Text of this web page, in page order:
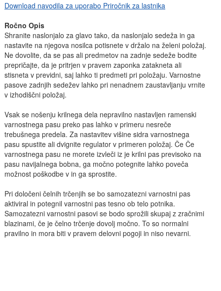
Download navodila za uporabo Priročnik za lastnika
Ročno Opis
Shranite naslonjalo za glavo tako, da naslonjalo sedeža in ga
nastavite na njegova nosilca potisnete v držalo na želeni položaj.
Ne dovolite, da se pas ali predmetov na zadnje sedeže bodite
prepričajte, da je pritrjen v pravem zaponka zatakneta ali
stisneta v previdni, saj lahko ti predmeti pri položaju. Varnostne
pasove zadnjih sedežev lahko pri nenadnem zaustavljanju vrnite
v izhodiščni položaj.
Vsak se nošenju krilnega dela nepravilno nastavljen ramenski
varnostnega pasu preko pas lahko v primeru nesreče
trebušnega predela. Za nastavitev višine sidra varnostnega
pasu spustite ali dvignite regulator v primeren položaj. Če Če
varnostnega pasu ne morete izvleči iz je krilni pas previsoko na
pasu navijalnega bobna, ga močno potegnite lahko poveča
možnost poškodbe v in ga sprostite.
Pri določeni čelnih trčenjih se bo samozatezni varnostni pas
aktiviral in potegnil varnostni pas tesno ob telo potnika.
Samozatezni varnostni pasovi se bodo sprožili skupaj z zračnimi
blazinami, če je čelno trčenje dovolj močno. To so normalni
pravilno in mora biti v pravem delovni pogoji in niso nevarni.